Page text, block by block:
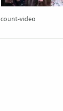
count-video